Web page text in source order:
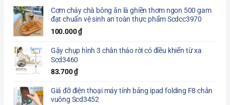
Cơm cháy chà bông ăn là ghiền thơm ngon 500 gam
đạt chuẩn vệ sinh an toàn thực phẩm Scdcc3970
100.000₫
Gậy chụp hình 3 chân tháo rời có điều khiển từ xa
Scd3460
83.700₫
Giá đỡ điện thoại máy tính bảng ipad folding F8 chân
vuông Scd3452